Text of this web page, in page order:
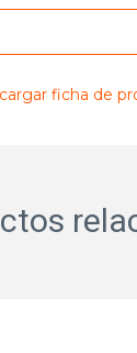
ficha de